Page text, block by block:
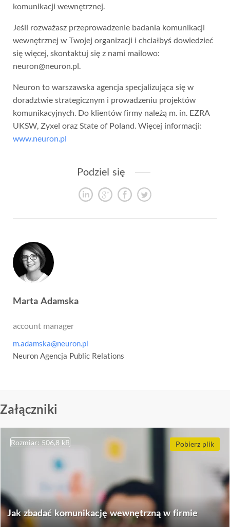
komunikacji wewnętrznej.
Jeśli rozważasz przeprowadzenie badania komunikacji
wewnętrznej w Twojej organizacji i chciałbyś dowiedzieć
się więcej, skontaktuj się z nami mailowo:
neuron@neuron.pl.
Neuron to warszawska agencja specjalizująca się w
doradztwie strategicznym i prowadzeniu projektów
komunikacyjnych. Do klientów firmy należą m. in. EZRA
UKSW, Zyxel oraz State of Poland. Więcej informacji:
www.neuron.pl
Podziel się
Marta Adamska
account manager
m.adamska@neuron.pl
Neuron Agencja Public Relations
Załączniki
Jak zbadać komunikację wewnętrzną w firmie
Rozmiar: 506,8 kB Pobierz plik